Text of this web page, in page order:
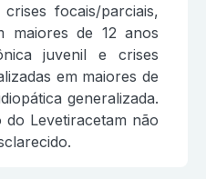
focais/parciais,
maiores de 12 anos
juvenil e crises
em maiores de
generalizada.
do Levetiracetam não